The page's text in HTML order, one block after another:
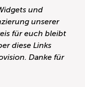
und
unserer
für euch bleibt
diese Links
Danke für